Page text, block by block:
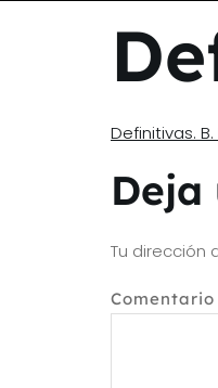
Definitivas.
Deja
Tu dirección
Comentario